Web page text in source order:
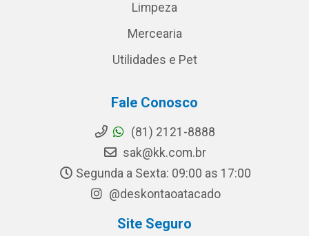
Limpeza
Mercearia
Utilidades e Pet
Fale Conosco
(81) 2121-8888
sak@kk.com.br
Segunda a Sexta: 09:00 as 17:00
@deskontaoatacado
Site Seguro